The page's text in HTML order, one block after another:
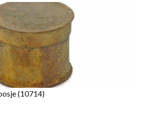
(10714)